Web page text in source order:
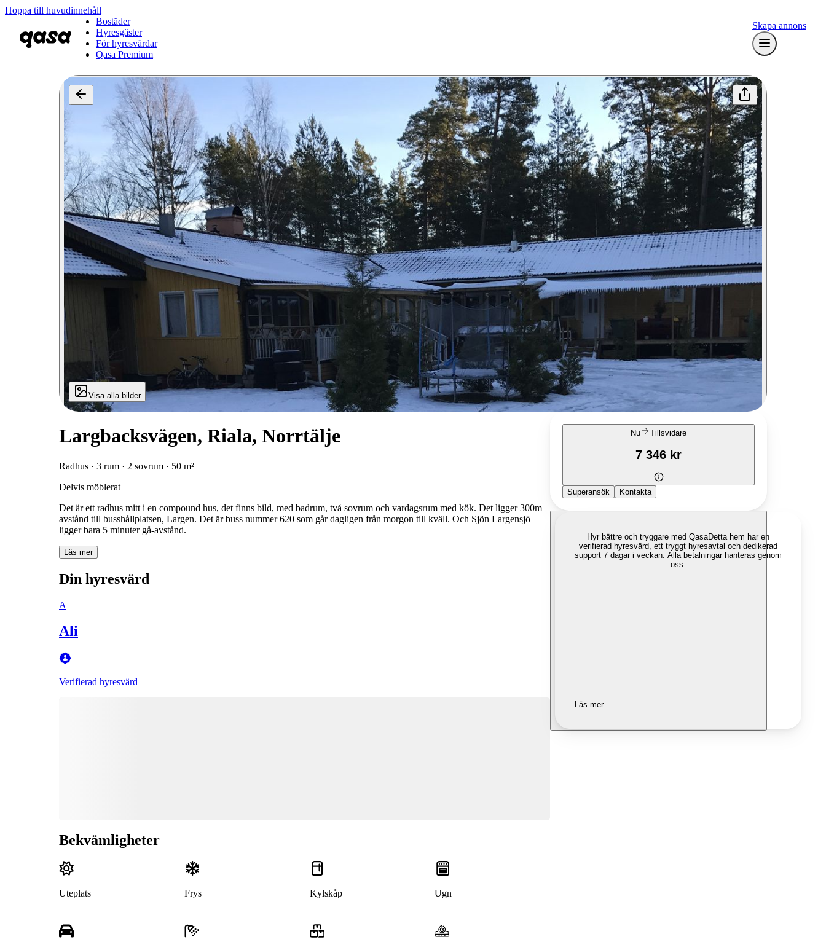
Hoppa till huvudinnehåll
Bostäder
Hyresgäster
För hyresvärdar
Qasa Premium
Skapa annons
Visa alla bilder
Largbacksvägen, Riala, Norrtälje
Radhus · 3 rum · 2 sovrum · 50 m²
Delvis möblerat
Det är ett radhus mitt i en compound hus, det finns bild, med badrum, två sovrum och vardagsrum med kök. Det ligger 300m
avstånd till busshållplatsen, Largen. Det är buss nummer 620 som går dagligen från morgon till kväll. Och Sjön Largensjö
ligger bara 5 minuter gå-avstånd.
Läs mer
Din hyresvärd
A
Ali
Verifierad hyresvärd
Bekvämligheter
Uteplats Frys Kylskåp Ugn
Nu Tillsvidare
7 346 kr
Superansök Kontakta
Hyr bättre och tryggare med QasaDetta hem har en
verifierad hyresvärd, ett tryggt hyresavtal och dedikerad
support 7 dagar i veckan. Alla betalningar hanteras genom
oss.
Läs mer